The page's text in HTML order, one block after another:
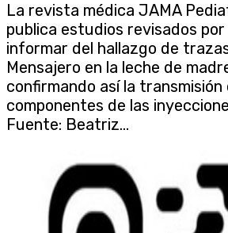
La revista médica JAMA
publica estudios revisados
informar del hallazgo de
Mensajero en la leche de
confirmando así la transmisión
componentes de las
Fuente: Beatriz...